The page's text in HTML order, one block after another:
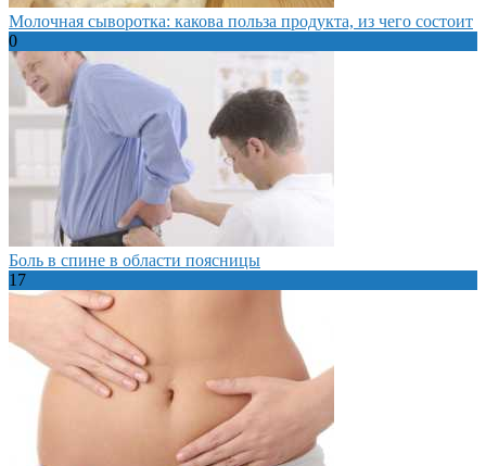
Молочная сыворотка: какова польза продукта, из чего состоит
0
Боль в спине в области поясницы
17